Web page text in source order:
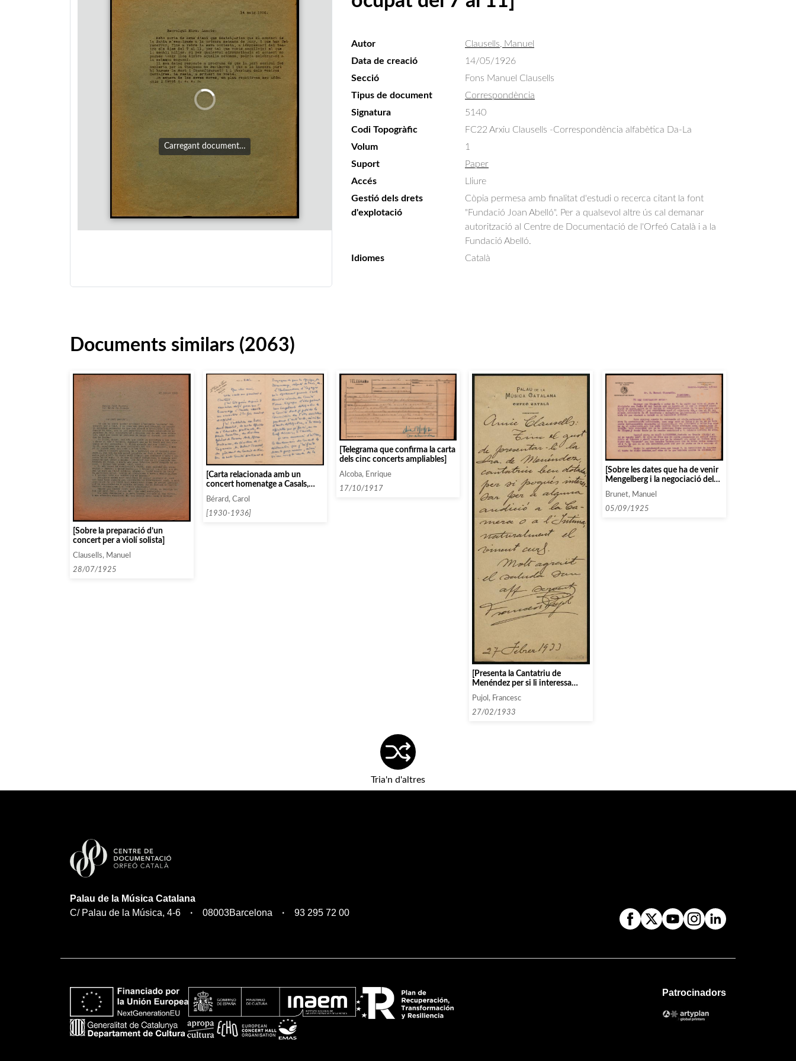
Carregant document…
Autor
Clausells, Manuel
Data de creació
14/05/1926
Secció
Fons Manuel Clausells
Tipus de document
Correspondència
Signatura
5140
Codi Topogràfic
FC22 Arxiu Clausells -Correspondència alfabètica Da-La
Volum
1
Suport
Paper
Accés
Lliure
Gestió dels drets
d'explotació
Còpia permesa amb finalitat d'estudi o recerca citant la font
"Fundació Joan Abelló". Per a qualsevol altre ús cal demanar
autorització al Centre de Documentació de l'Orfeó Català i a la
Fundació Abelló.
Idiomes
Català
Documents similars (2063)
[Sobre la preparació d’un
concert per a violí solista]
Clausells, Manuel
28/07/1925
[Carta relacionada amb un
concert homenatge a Casals,
Pleyel de Paris]
Bérard, Carol
[1930-1936]
[Telegrama que confirma la carta
dels cinc concerts ampliables]
Alcoba, Enrique
17/10/1917
[Presenta la Cantatriu de
Menéndez per si li interessa
l’Associació íntima de Concerts]
Pujol, Francesc
27/02/1933
[Sobre les dates que ha de venir
Mengelberg i la negociació dels
Barrientos]
Brunet, Manuel
05/09/1925
Tria'n d'altres
Palau de la Música Catalana
C/ Palau de la Música, 4-6
08003Barcelona 93 295 72 00
Patrocinadors